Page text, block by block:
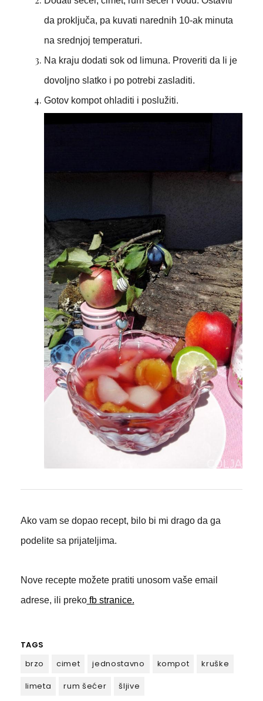
da proključa, pa kuvati narednih 10-ak minuta
na srednjoj temperaturi.
Na kraju dodati sok od limuna. Proveriti da li je
dovoljno slatko i po potrebi zasladiti.
Gotov kompot ohladiti i poslužiti.
Ako vam se dopao recept, bilo bi mi drago da ga
podelite sa prijateljima.
Nove recepte možete pratiti unosom vaše email
adrese, ili prekofb stranice.
TAGS
brzo
cimet jednostavno kompot
kruške
limeta
rum šećer šljive